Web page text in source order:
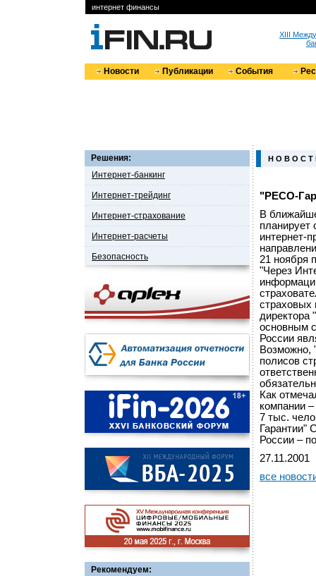
интернет финансы
XIII
Новости Публикации События
Решения:
Интернет-банкинг
Интернет-трейдинг
Интернет-страхование
Интернет-расчеты
Безопасность
Рекомендуем:
Н О В О С Т
"РЕСО-
В
планирует
интернет-
21 ноября
"Через
страховых
директора
основным
России
Возможно,
полисов
Как
компании –
7 тыс.
Гарантии"
России –
27.11.2001
все